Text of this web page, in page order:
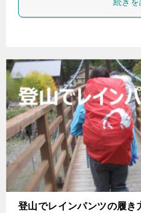
続き
登山でレインパンツの履き